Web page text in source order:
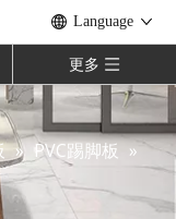
Language
更多
» PVC踢脚板 »